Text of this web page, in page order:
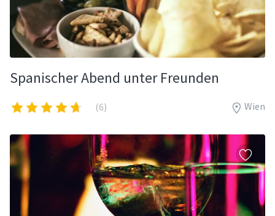
Spanischer Abend unter Freunden
(6) Wien